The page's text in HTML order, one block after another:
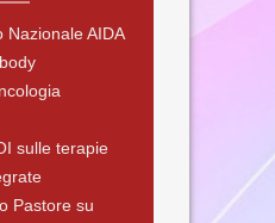
Nazionale AIDA
sulle terapie
Pastore su